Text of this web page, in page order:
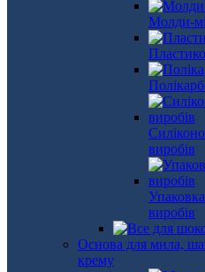
Молди-
виробів
виробів
Основа для мила,
крему